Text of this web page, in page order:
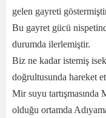
gelen gayreti
Bu gayret gücü
durumda ilerlemiştir.
Biz ne kadar istemiş
doğrultusunda hareket
Mir suyu tartışmasında
olduğu ortamda